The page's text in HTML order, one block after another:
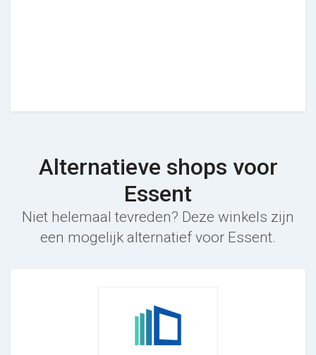
Alternatieve shops voor
Essent
Niet helemaal tevreden? Deze winkels zijn
een mogelijk alternatief voor Essent.